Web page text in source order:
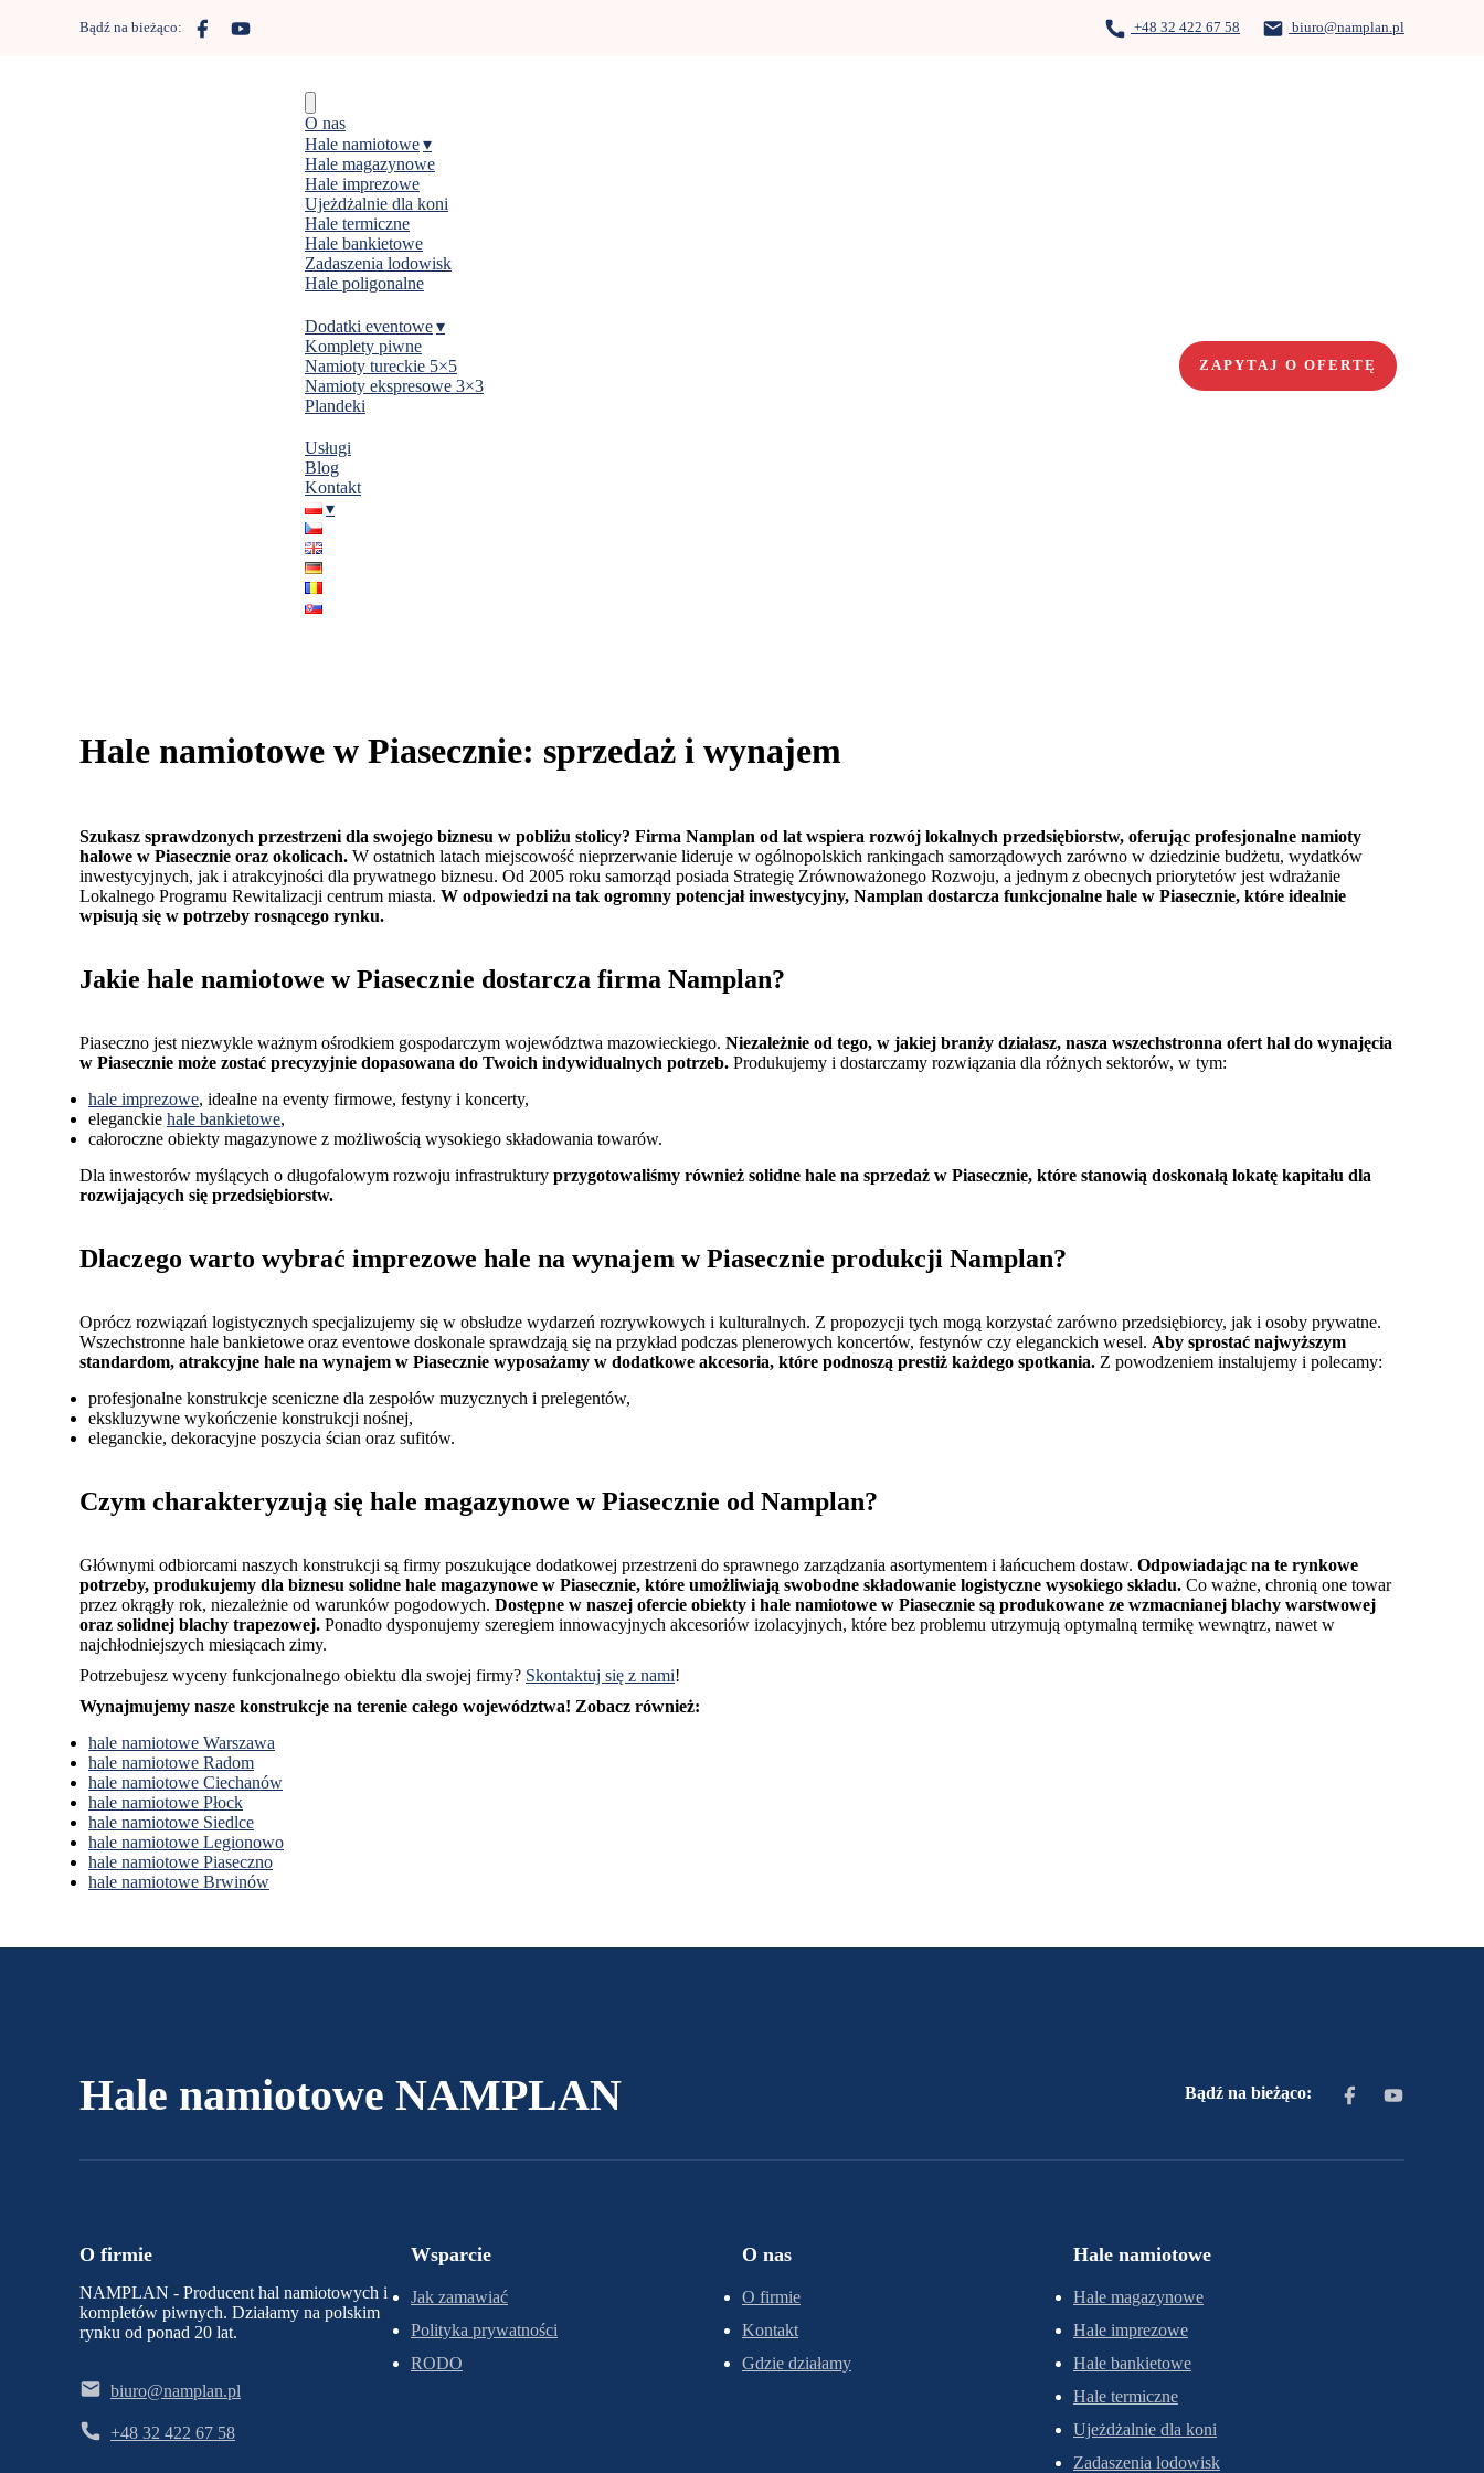
Bądź na bieżąco: +48 32 422 67 58 biuro@namplan.pl
O nas
Hale namiotowe
Hale magazynowe
Hale imprezowe
Ujeżdżalnie dla koni
Hale termiczne
Hale bankietowe
Zadaszenia lodowisk
Hale poligonalne
Dodatki eventowe
Komplety piwne
Namioty tureckie 5×5
Namioty ekspresowe 3×3
Plandeki
Usługi
Blog
Kontakt
ZAPYTAJ O OFERTĘ
Hale namiotowe w Piasecznie: sprzedaż i wynajem
Szukasz sprawdzonych przestrzeni dla swojego biznesu w pobliżu stolicy? Firma Namplan od lat wspiera rozwój lokalnych przedsiębiorstw, oferując profesjonalne namioty
halowe w Piasecznie oraz okolicach. W ostatnich latach miejscowość nieprzerwanie lideruje w ogólnopolskich rankingach samorządowych zarówno w dziedzinie budżetu, wydatków
inwestycyjnych, jak i atrakcyjności dla prywatnego biznesu. Od 2005 roku samorząd posiada Strategię Zrównoważonego Rozwoju, a jednym z obecnych priorytetów jest wdrażanie
Lokalnego Programu Rewitalizacji centrum miasta. W odpowiedzi na tak ogromny potencjał inwestycyjny, Namplan dostarcza funkcjonalne hale w Piasecznie, które idealnie
wpisują się w potrzeby rosnącego rynku.
Jakie hale namiotowe w Piasecznie dostarcza firma Namplan?
Piaseczno jest niezwykle ważnym ośrodkiem gospodarczym województwa mazowieckiego. Niezależnie od tego, w jakiej branży działasz, nasza wszechstronna ofert hal do wynajęcia
w Piasecznie może zostać precyzyjnie dopasowana do Twoich indywidualnych potrzeb. Produkujemy i dostarczamy rozwiązania dla różnych sektorów, w tym:
hale imprezowe, idealne na eventy firmowe, festyny i koncerty,
eleganckie hale bankietowe,
całoroczne obiekty magazynowe z możliwością wysokiego składowania towarów.
Dla inwestorów myślących o długofalowym rozwoju infrastruktury przygotowaliśmy również solidne hale na sprzedaż w Piasecznie, które stanowią doskonałą lokatę kapitału dla
rozwijających się przedsiębiorstw.
Dlaczego warto wybrać imprezowe hale na wynajem w Piasecznie produkcji Namplan?
Oprócz rozwiązań logistycznych specjalizujemy się w obsłudze wydarzeń rozrywkowych i kulturalnych. Z propozycji tych mogą korzystać zarówno przedsiębiorcy, jak i osoby prywatne.
Wszechstronne hale bankietowe oraz eventowe doskonale sprawdzają się na przykład podczas plenerowych koncertów, festynów czy eleganckich wesel. Aby sprostać najwyższym
standardom, atrakcyjne hale na wynajem w Piasecznie wyposażamy w dodatkowe akcesoria, które podnoszą prestiż każdego spotkania. Z powodzeniem instalujemy i polecamy:
profesjonalne konstrukcje sceniczne dla zespołów muzycznych i prelegentów,
ekskluzywne wykończenie konstrukcji nośnej,
eleganckie, dekoracyjne poszycia ścian oraz sufitów.
Czym charakteryzują się hale magazynowe w Piasecznie od Namplan?
Głównymi odbiorcami naszych konstrukcji są firmy poszukujące dodatkowej przestrzeni do sprawnego zarządzania asortymentem i łańcuchem dostaw. Odpowiadając na te rynkowe
potrzeby, produkujemy dla biznesu solidne hale magazynowe w Piasecznie, które umożliwiają swobodne składowanie logistyczne wysokiego składu. Co ważne, chronią one towar
przez okrągły rok, niezależnie od warunków pogodowych. Dostępne w naszej ofercie obiekty i hale namiotowe w Piasecznie są produkowane ze wzmacnianej blachy warstwowej
oraz solidnej blachy trapezowej. Ponadto dysponujemy szeregiem innowacyjnych akcesoriów izolacyjnych, które bez problemu utrzymują optymalną termikę wewnątrz, nawet w
najchłodniejszych miesiącach zimy.
Potrzebujesz wyceny funkcjonalnego obiektu dla swojej firmy? Skontaktuj się z nami!
Wynajmujemy nasze konstrukcje na terenie całego województwa! Zobacz również:
hale namiotowe Warszawa
hale namiotowe Radom
hale namiotowe Ciechanów
hale namiotowe Płock
hale namiotowe Siedlce
hale namiotowe Legionowo
hale namiotowe Piaseczno
hale namiotowe Brwinów
Hale namiotowe NAMPLAN Bądź na bieżąco:
O firmie
NAMPLAN - Producent hal namiotowych i
kompletów piwnych. Działamy na polskim
rynku od ponad 20 lat.
biuro@namplan.pl
+48 32 422 67 58
Wsparcie
Jak zamawiać
Polityka prywatności
RODO
O nas
O firmie
Kontakt
Gdzie działamy
Hale namiotowe
Hale magazynowe
Hale imprezowe
Hale bankietowe
Hale termiczne
Ujeżdżalnie dla koni
Zadaszenia lodowisk